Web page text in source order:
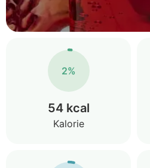
2%
54 kcal
Kalorie